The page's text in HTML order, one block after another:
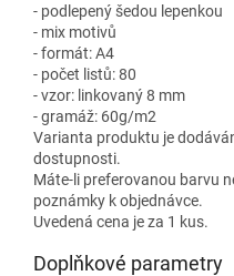
- podlepený šedou lepenkou
- mix motivů
- formát: A4
- počet listů: 80
- vzor: linkovaný 8 mm
- gramáž: 60g/m2
Varianta produktu je
dostupnosti.
Máte-li preferovanou barvu
poznámky k objednávce.
Uvedená cena je za 1 kus.
Doplňkové parametry